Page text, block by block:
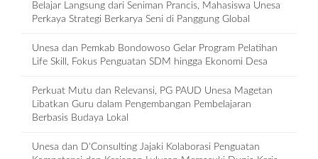
Belajar Langsung dari Seniman Prancis, Mahasiswa Unesa
Perkaya Strategi Berkarya Seni di Panggung Global
Unesa dan Pemkab Bondowoso Gelar Program Pelatihan
Life Skill, Fokus Penguatan SDM hingga Ekonomi Desa
Perkuat Mutu dan Relevansi, PG PAUD Unesa Magetan
Libatkan Guru dalam Pengembangan Pembelajaran
Berbasis Budaya Lokal
Unesa dan D‘Consulting Jajaki Kolaborasi Penguatan